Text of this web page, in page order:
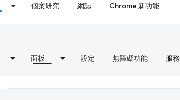
個案研究 網誌 Chrome 新功能
面板 設定 無障礙功能 服